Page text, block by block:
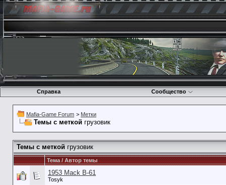
Справка Сообщество
Mafia-Game Forum > Метки
Темы с меткой грузовик
Темы с меткой грузовик
Тема / Автор темы
1953 Mack B-61
Tosyk